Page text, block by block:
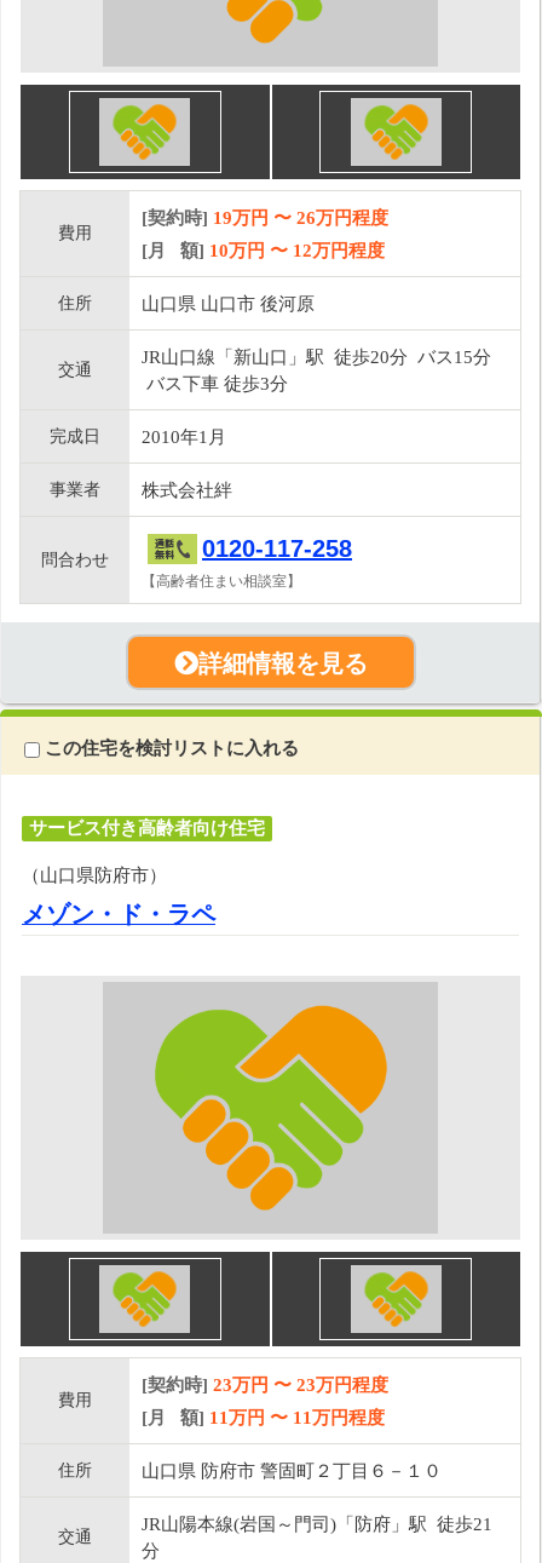
費用
[契約時] 19万円 〜 26万円程度
[月 額] 10万円 〜 12万円程度
住所 山口県 山口市 後河原
交通
JR山口線「新山口」駅 徒歩20分 バス15分
バス下車 徒歩3分
完成日 2010年1月
事業者 株式会社絆
問合わせ 0120-117-258
【高齢者住まい相談室】
詳細情報を見る
この住宅を検討リストに入れる
サービス付き高齢者向け住宅
（山口県防府市）
メゾン・ド・ラペ
費用
[契約時] 23万円 〜 23万円程度
[月 額] 11万円 〜 11万円程度
住所 山口県 防府市 警固町２丁目６－１０
交通
JR山陽本線(岩国～門司)「防府」駅 徒歩21
分